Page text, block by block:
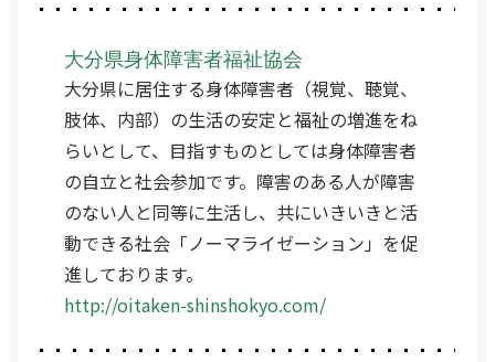
大分県身体障害者福祉協会
大分県に居住する身体障害者（視覚、聴覚、
肢体、内部）の生活の安定と福祉の増進をね
らいとして、目指すものとしては身体障害者
の自立と社会参加です。障害のある人が障害
のない人と同等に生活し、共にいきいきと活
動できる社会「ノーマライゼーション」を促
進しております。
http://oitaken-shinshokyo.com/